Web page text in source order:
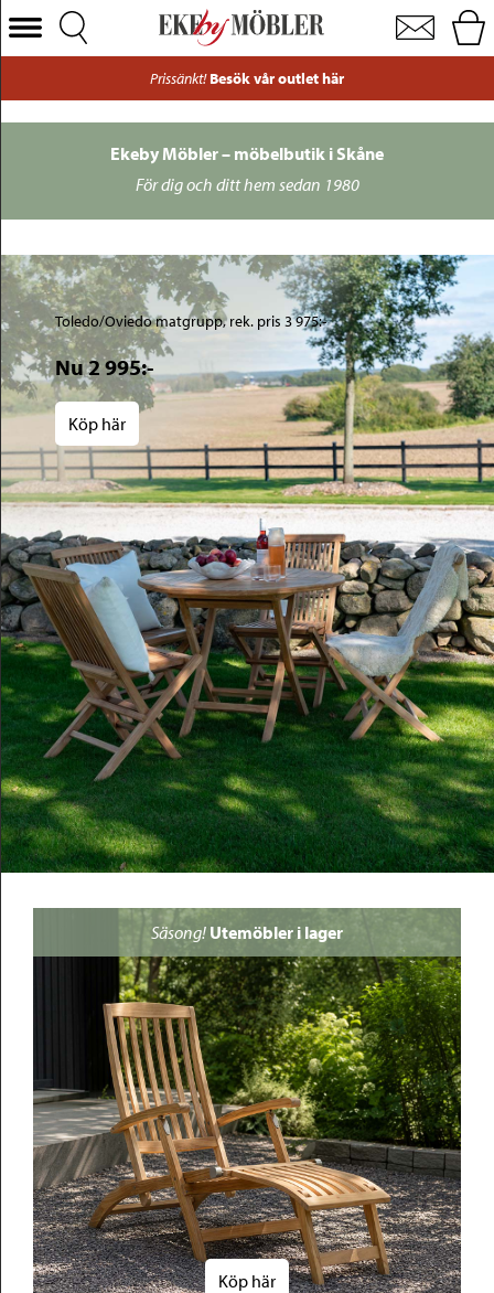
Ekeby Möbler: Möbelvaruhus i Helsingborg Skåne - Ekeby Möbler
Välj Kategori
Fåtöljer
Förvaring
Inredning
Mattor
Belysning
Utemöbler
Varumärken
Outlet
Dela upp din betalning med Resurs – räntefria alternativ
Ekeby Möbler – möbelbutik i Skåne
För dig och ditt hem sedan 1980
Toledo/Oviedo matgrupp, rek. pris 3 975:-
Nu 2 995:-
Köp här
Säsong! Utemöbler i lager
Köp här